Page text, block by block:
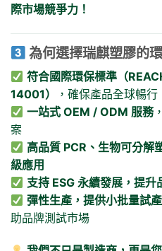
際市場競爭力！
為何選擇瑞麒塑膠的
符合國際環保標準（
14001）
，確保產品全球暢行
一站式 OEM / ODM 服務
案
高品質 PCR、生物可分解
級應用
支持 ESG 永續發展，提升
彈性生產，提供小批量試
助品牌測試市場